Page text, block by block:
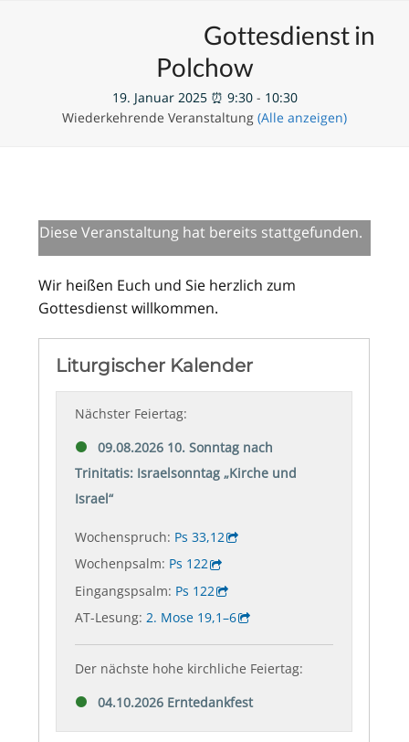
Gottesdienst in
Polchow
19. Januar 2025 ⏰ 9:30- 10:30
Wiederkehrende Veranstaltung (Alle anzeigen)
Diese Veranstaltung hat bereits stattgefunden.
Wir heißen Euch und Sie herzlich zum
Gottesdienst willkommen.